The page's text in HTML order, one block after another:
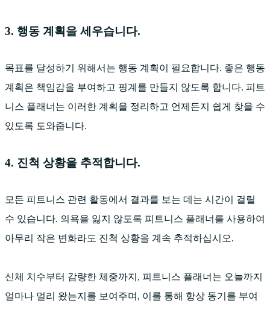
3. 행동 계획을 세우습니다.
목표를 달성하기 위해서는 행동 계획이 필요합니다. 좋은 행동
계획은 책임감을 부여하고 핑계를 만들지 않도록 합니다. 피트
니스 플래너는 이러한 계획을 정리하고 언제든지 쉽게 찾을 수
있도록 도와줍니다.
4. 진척 상황을 추적합니다.
모든 피트니스 관련 활동에서 결과를 보는 데는 시간이 걸릴
수 있습니다. 의욕을 잃지 않도록 피트니스 플래너를 사용하여
아무리 작은 변화라도 진척 상황을 계속 추적하십시오.
신체 치수부터 감량한 체중까지, 피트니스 플래너는 오늘까지
얼마나 멀리 왔는지를 보여주며, 이를 통해 항상 동기를 부여